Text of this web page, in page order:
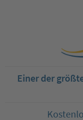
Einer der